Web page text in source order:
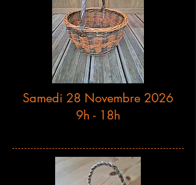
Samedi 28 Novembre 2026
9h - 18h